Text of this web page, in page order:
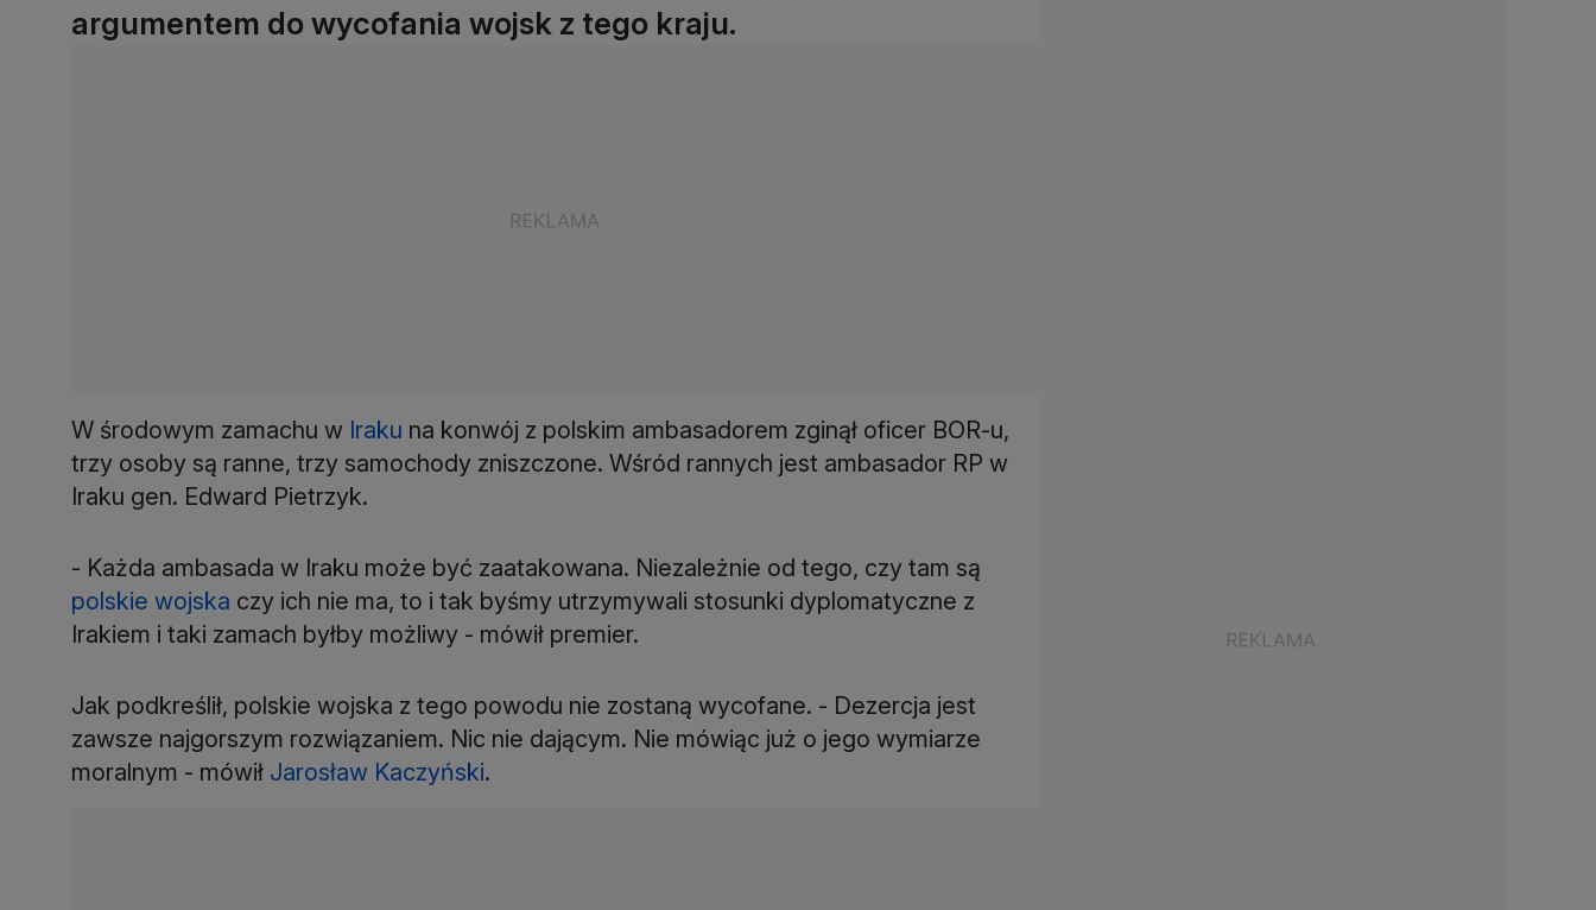
argumentem do wycofania wojsk z tego kraju.
W środowym zamachu w Iraku na konwój z polskim ambasadorem zginął oficer BOR-u,
trzy osoby są ranne, trzy samochody zniszczone. Wśród rannych jest ambasador RP w
Iraku gen. Edward Pietrzyk.
- Każda ambasada w Iraku może być zaatakowana. Niezależnie od tego, czy tam są
polskie wojska czy ich nie ma, to i tak byśmy utrzymywali stosunki dyplomatyczne z
Irakiem i taki zamach byłby możliwy - mówił premier.
Jak podkreślił, polskie wojska z tego powodu nie zostaną wycofane. - Dezercja jest
zawsze najgorszym rozwiązaniem. Nic nie dającym. Nie mówiąc już o jego wymiarze
moralnym - mówił Jarosław Kaczyński.